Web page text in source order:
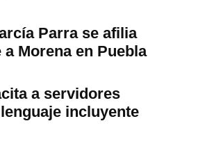
Parra se afilia
Morena en Puebla
a servidores
incluyente